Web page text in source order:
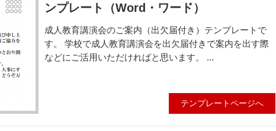
ンプレート（Word・ワード）
成人教育講演会のご案内（出欠届付き）テンプレートで
す。 学校で成人教育講演会を出欠届付きで案内を出す際
などにご活用いただければと思います。 ...
テンプレートページへ